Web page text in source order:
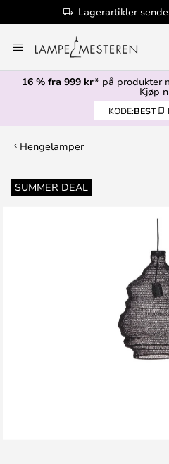
Lagerartikler
til
innhold
16 % fra 999 kr* på produkter
Kjøp
KODE:BEST
Hengelamper
SUMMER DEAL
Gå
til